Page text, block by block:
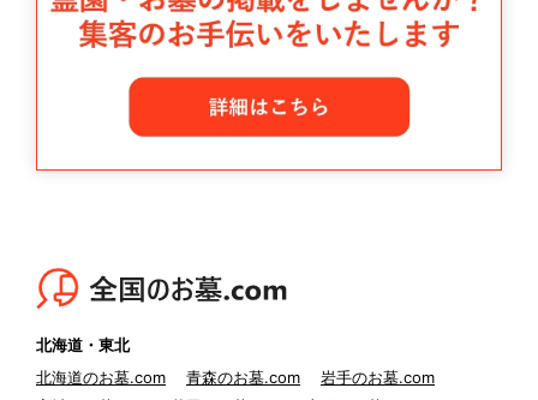
北海道・東北
北海道のお墓.com
青森のお墓.com
岩手のお墓.com